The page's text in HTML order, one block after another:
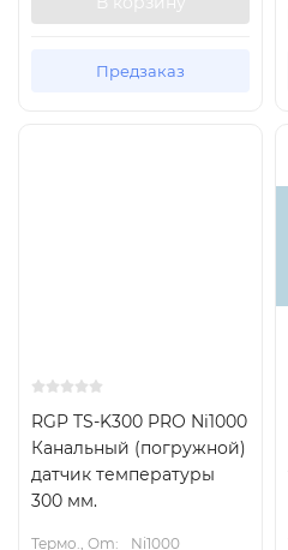
Предзаказ
RGP TS-K300 PRO Ni1000
Канальный (погружной)
датчик температуры
300 мм.
Термо., Om:
Ni1000